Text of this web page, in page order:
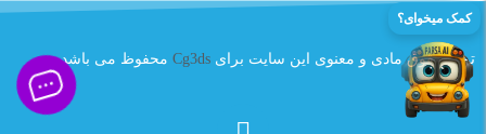
تمام حقوق مادی و معنوی این سایت برای Cg3ds محفوظ می باشد .
کمک میخوای؟